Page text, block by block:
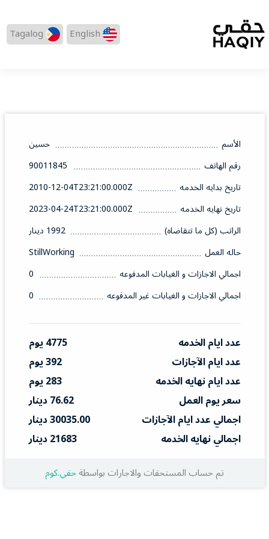
English
Tagalog
الأسم
حسين
رقم الهاتف
90011845
تاريخ بدايه الخدمه
2010-12-04T23:21:00.000Z
تاريخ نهايه الخدمه
2023-04-24T23:21:00.000Z
الراتب (كل ما تتقاضاه)
1992 دينار
حاله العمل
StillWorking
اجمالي الاجازات و الغيابات المدفوعه
0
اجمالي الاجازات و الغيابات غير المدفوعه
0
عدد ايام الخدمه
4775 يوم
عدد ايام الآجازات
392 يوم
عدد ايام نهايه الخدمه
283 يوم
سعر يوم العمل
76.62 دينار
اجمالي عدد ايام الآجازات
30035.00 دينار
اجمالي نهايه الخدمه
21683 دينار
تم حساب المستحقات والاجارات بواسطةحقي.كوم